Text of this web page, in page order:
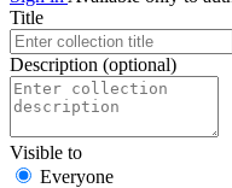
Title
Description (optional)
Visible to
Everyone